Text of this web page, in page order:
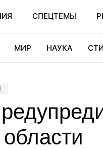
СПЕЦТЕМЫ
МИР НАУКА